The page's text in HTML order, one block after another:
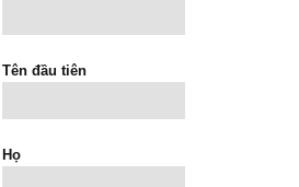
Tên đầu tiên
Họ